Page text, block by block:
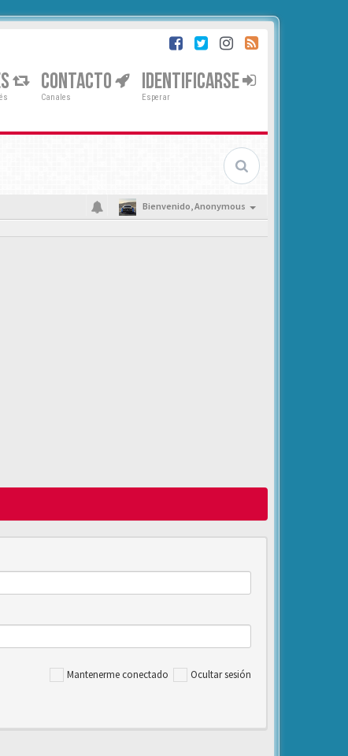
CONTACTO
Canales
IDENTIFICARSE
Esperar
Bienvenido,Anonymous
Mantenerme conectado Ocultar sesión